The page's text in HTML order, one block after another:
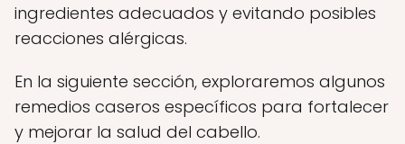
ingredientes adecuados y evitando posibles
reacciones alérgicas.
En la siguiente sección, exploraremos algunos
remedios caseros específicos para fortalecer
y mejorar la salud del cabello.